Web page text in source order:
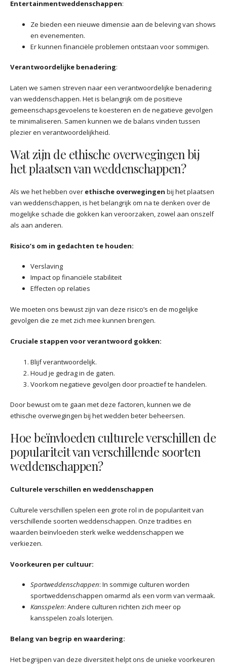
Entertainmentweddenschappen:
Ze bieden een nieuwe dimensie aan de beleving van shows
en evenementen.
Er kunnen financiële problemen ontstaan voor sommigen.
Verantwoordelijke benadering:
Laten we samen streven naar een verantwoordelijke benadering
van weddenschappen. Het is belangrijk om de positieve
gemeenschapsgevoelens te koesteren en de negatieve gevolgen
te minimaliseren. Samen kunnen we de balans vinden tussen
plezier en verantwoordelijkheid.
Wat zijn de ethische overwegingen bij
het plaatsen van weddenschappen?
Als we het hebben over ethische overwegingen bij het plaatsen
van weddenschappen, is het belangrijk om na te denken over de
mogelijke schade die gokken kan veroorzaken, zowel aan onszelf
als aan anderen.
Risico’s om in gedachten te houden:
Verslaving
Impact op financiële stabiliteit
Effecten op relaties
We moeten ons bewust zijn van deze risico’s en de mogelijke
gevolgen die ze met zich mee kunnen brengen.
Cruciale stappen voor verantwoord gokken:
Blijf verantwoordelijk.
Houd je gedrag in de gaten.
Voorkom negatieve gevolgen door proactief te handelen.
Door bewust om te gaan met deze factoren, kunnen we de
ethische overwegingen bij het wedden beter beheersen.
Hoe beïnvloeden culturele verschillen de
populariteit van verschillende soorten
weddenschappen?
Culturele verschillen en weddenschappen
Culturele verschillen spelen een grote rol in de populariteit van
verschillende soorten weddenschappen. Onze tradities en
waarden beïnvloeden sterk welke weddenschappen we
verkiezen.
Voorkeuren per cultuur:
Sportweddenschappen: In sommige culturen worden
sportweddenschappen omarmd als een vorm van vermaak.
Kansspelen: Andere culturen richten zich meer op
kansspelen zoals loterijen.
Belang van begrip en waardering:
Het begrijpen van deze diversiteit helpt ons de unieke voorkeuren